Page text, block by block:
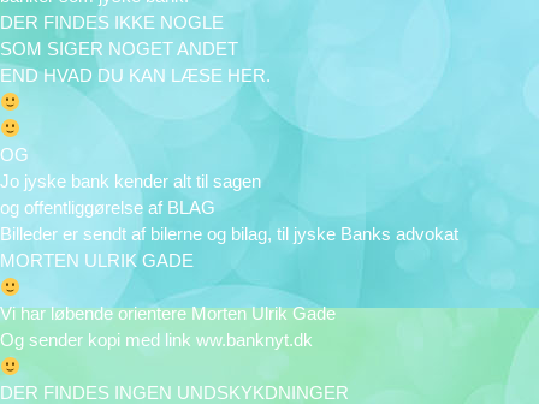
DER FINDES IKKE NOGLE
SOM SIGER NOGET ANDET
END HVAD DU KAN LÆSE HER.
OG
Jo jyske bank kender alt til sagen
og offentliggørelse af BLAG
Billeder er sendt af bilerne og bilag, til jyske Banks advokat
MORTEN ULRIK GADE
Vi har løbende orientere Morten Ulrik Gade
Og sender kopi med link ww.banknyt.dk
DER FINDES INGEN UNDSKYKDNINGER